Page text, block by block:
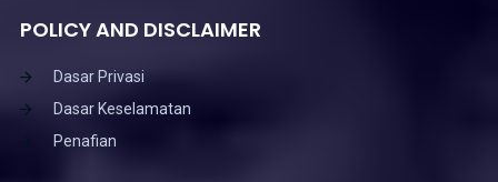
POLICY AND DISCLAIMER
Dasar Privasi
Dasar Keselamatan
Penafian